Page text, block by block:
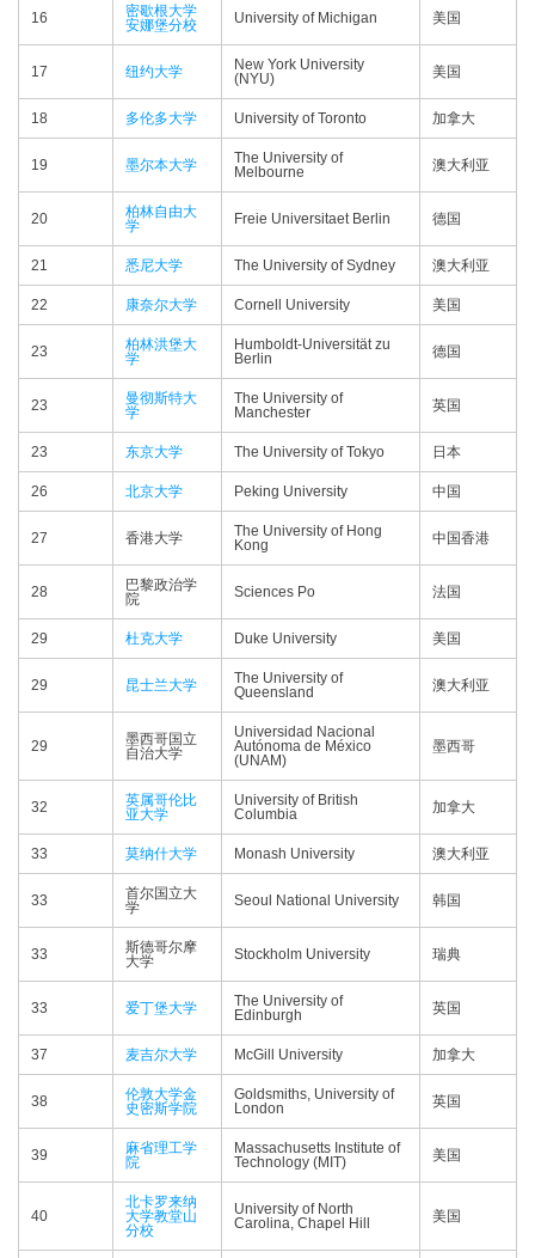
16
密歇根大学
安娜堡分校
University of Michigan 美国
17 纽约大学
New York University
(NYU)
美国
18 多伦多大学 University of Toronto 加拿大
19 墨尔本大学
The University of
Melbourne
澳大利亚
20
柏林自由大
学
Freie Universitaet Berlin 德国
21 悉尼大学 The University of Sydney 澳大利亚
22 康奈尔大学 Cornell University 美国
23
柏林洪堡大
学
Humboldt-Universität zu
Berlin
德国
23
曼彻斯特大
学
The University of
Manchester
英国
23 东京大学 The University of Tokyo 日本
26 北京大学 Peking University 中国
27 香港大学
The University of Hong
Kong
中国香港
28
巴黎政治学
院
Sciences Po 法国
29 杜克大学 Duke University 美国
29 昆士兰大学
The University of
Queensland
澳大利亚
29
墨西哥国立
自治大学
Universidad Nacional
Autónoma de México
(UNAM)
墨西哥
32
英属哥伦比
亚大学
University of British
Columbia
加拿大
33 莫纳什大学 Monash University 澳大利亚
33
首尔国立大
学
Seoul National University 韩国
33
斯德哥尔摩
大学
Stockholm University 瑞典
33 爱丁堡大学
The University of
Edinburgh
英国
37 麦吉尔大学 McGill University 加拿大
38
伦敦大学金
史密斯学院
Goldsmiths, University of
London
英国
39
麻省理工学
院
Massachusetts Institute of
Technology (MIT)
美国
40
北卡罗来纳
大学教堂山
分校
University of North
Carolina, Chapel Hill
美国